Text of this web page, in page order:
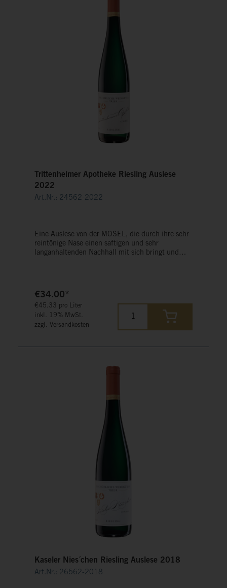
Trittenheimer Apotheke Riesling Auslese
2022
Art.Nr.: 24562-2022
Eine Auslese von der MOSEL, die durch ihre sehr
reintönige Nase einen saftigen und sehr
langanhaltenden Nachhall mit sich bringt und
raffiniertem Säurespiel.
€34.00*
€45.33 pro Liter
inkl. 19% MwSt.
zzgl. Versandkosten
Kaseler Nies´chen Riesling Auslese 2018
Art.Nr.: 26562-2018